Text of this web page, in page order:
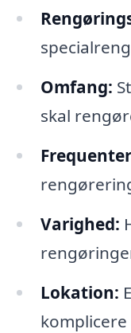
Omfang:
skal
Varighed:
Lokation: